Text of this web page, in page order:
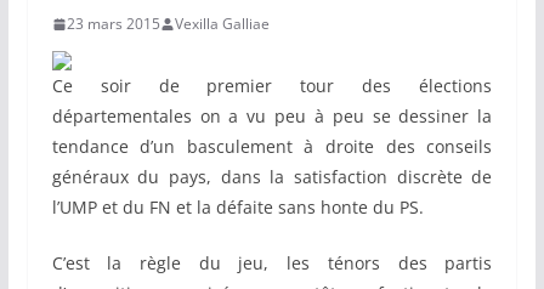
23 mars 2015 Vexilla Galliae
Ce soir de premier tour des élections
départementales on a vu peu à peu se dessiner la
tendance d’un basculement à droite des conseils
généraux du pays, dans la satisfaction discrète de
l’UMP et du FN et la défaite sans honte du PS.
C’est la règle du jeu, les ténors des partis